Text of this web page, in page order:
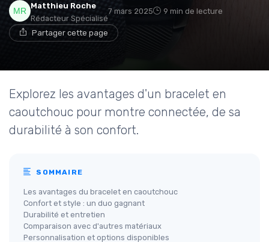
Matthieu Roche
Rédacteur Spécialisé
7 mars 2025 9 min de lecture
Partager cette page
Explorez les avantages d'un bracelet en
caoutchouc pour montre connectée, de sa
durabilité à son confort.
SOMMAIRE
Les avantages du bracelet en caoutchouc
Confort et style : un duo gagnant
Durabilité et entretien
Comparaison avec d'autres matériaux
Personnalisation et options disponibles